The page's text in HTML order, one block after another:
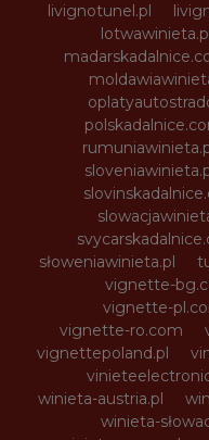
livignotunel.pl
słoweniawinieta.pl
vignette-
vignette-
vignette-ro.com
vignettepoland.pl
winieta-austria.pl
winieta-